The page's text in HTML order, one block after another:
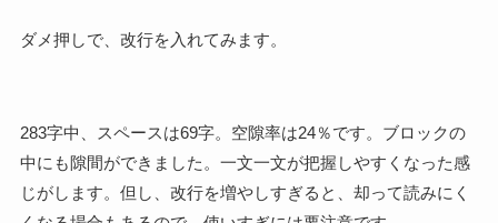
ダメ押しで、改行を入れてみます。
283字中、スペースは69字。空隙率は24％です。ブロックの
中にも隙間ができました。一文一文が把握しやすくなった感
じがします。但し、改行を増やしすぎると、却って読みにく